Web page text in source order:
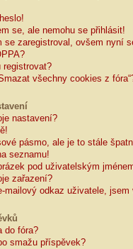
se, ale nemohu se přihlásit!
se zaregistroval, ovšem nyní
registrovat?
všechny cookies z
nastavení?
pásmo, ale je to stále
seznamu!
pod uživatelským
zařazení?
mailový odkaz uživatele,
do fóra?
smažu příspěvek?